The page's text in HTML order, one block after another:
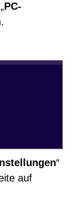
PC-
“
auf